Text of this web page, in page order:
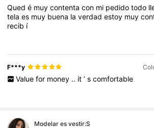
Quedé muycontentacon mi pedidotodo
telaes muy buena laverdadestoy muy
recib í
F***y
Value for money .. it ’ s comfortable
Modelar es vestir:S